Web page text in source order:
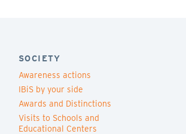
SOCIETY
Awareness actions
IBiS by your side
Awards and Distinctions
Visits to Schools and
Educational Centers